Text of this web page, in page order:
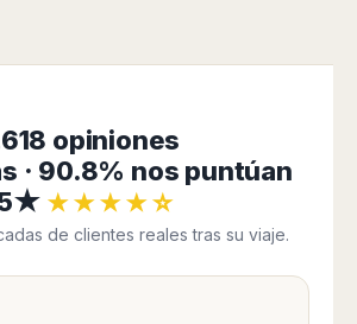
opiniones
· 90.8% nos puntúan
★★★★☆
de clientes reales tras su viaje.